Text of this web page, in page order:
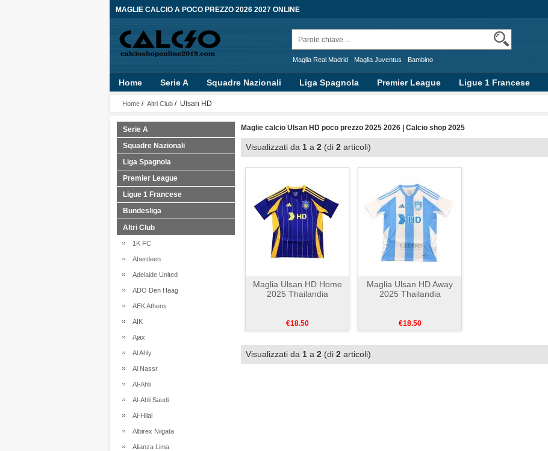
MAGLIE CALCIO A POCO PREZZO 2026 2027 ONLINE
Maglia Real Madrid Maglia Juventus Bambino
Home Serie A Squadre Nazionali Liga Spagnola Premier League Ligue 1 Francese
Home / Altri Club / Ulsan HD
Serie A
Squadre Nazionali
Liga Spagnola
Premier League
Ligue 1 Francese
Bundesliga
Altri Club
1K FC
Aberdeen
Adelaide United
ADO Den Haag
AEK Athens
AIK
Ajax
Al Ahly
Al Nassr
Al-Ahli
Al-Ahli Saudi
Al-Hilal
Albirex Niigata
Alianza Lima
Maglie calcio Ulsan HD poco prezzo 2025 2026 | Calcio shop 2025
Visualizzati da 1 a 2 (di 2 articoli)
Maglia Ulsan HD Home
2025 Thailandia
€18.50
Maglia Ulsan HD Away
2025 Thailandia
€18.50
Visualizzati da 1 a 2 (di 2 articoli)